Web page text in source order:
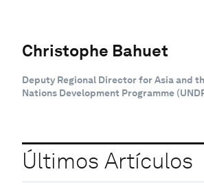
Christophe Bahuet
Deputy Regional Director for Asia and
Nations Development Programme
Últimos Artículos